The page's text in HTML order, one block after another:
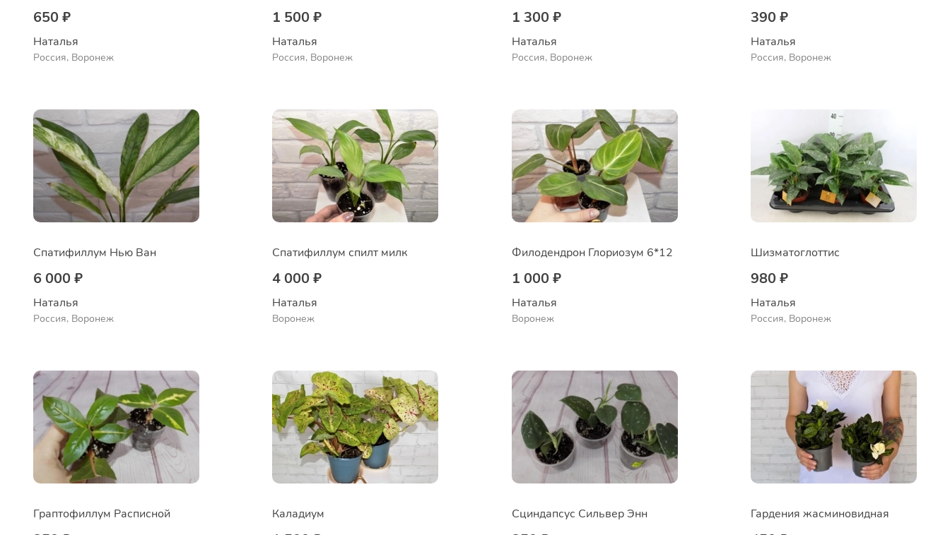
650 ₽
Наталья
Россия, Воронеж
1 500 ₽
Наталья
Россия, Воронеж
1 300 ₽
Наталья
Россия, Воронеж
390 ₽
Наталья
Россия, Воронеж
Спатифиллум Нью Ван
6 000 ₽
Наталья
Россия, Воронеж
Спатифиллум спилт милк
4 000 ₽
Наталья
Воронеж
Филодендрон Глориозум 6*12
1 000 ₽
Наталья
Воронеж
Шизматоглоттис
980 ₽
Наталья
Россия, Воронеж
Граптофиллум Расписной Каладиум Сциндапсус Сильвер Энн Гардения жасминовидная